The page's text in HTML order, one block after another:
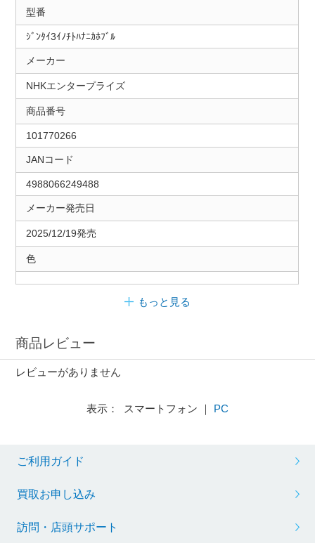
型番
ｼﾞﾝﾀｲ3ｲﾉﾁﾄﾊﾅﾆｶﾎﾌﾞﾙ
メーカー
NHKエンタープライズ
商品番号
101770266
JANコード
4988066249488
メーカー発売日
2025/12/19発売
色
もっと見る
商品レビュー
レビューがありません
表示： スマートフォン ｜ PC
ご利用ガイド
買取お申し込み
訪問・店頭サポート